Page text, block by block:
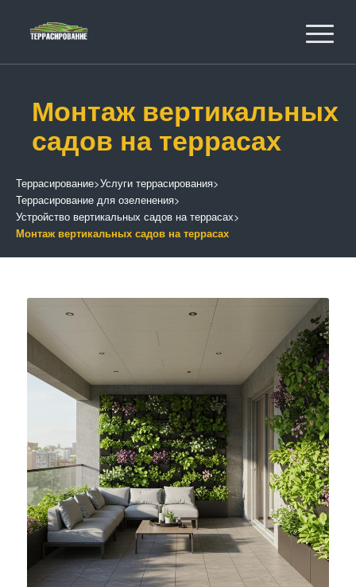
Монтаж вертикальных
садов на террасах
Террасирование>Услуги террасирования>
Террасирование для озеленения>
Устройство вертикальных садов на террасах>
Монтаж вертикальных садов на террасах